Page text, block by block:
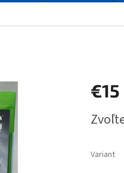
€15
cena:
Variant